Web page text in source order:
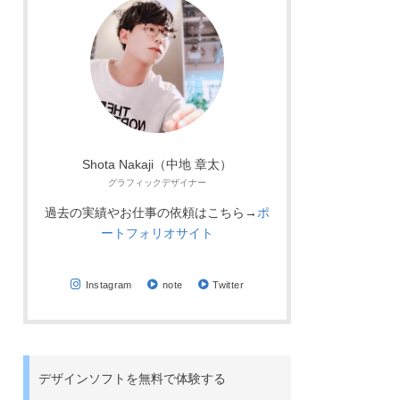
Shota Nakaji（中地 章太）
グラフィックデザイナー
過去の実績やお仕事の依頼はこちら→ポ
ートフォリオサイト
Instagram note Twitter
デザインソフトを無料で体験する